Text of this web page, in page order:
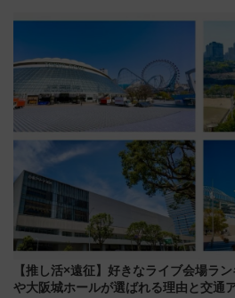
【推し活×遠征】好きなライブ会場ラ
や大阪城ホールが選ばれる理由と交通